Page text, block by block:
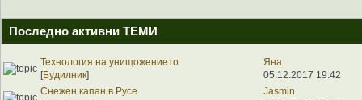
Последно активни ТЕМИ
Технология на унищожението
[Будилник]
Яна
05.12.2017 19:42
Снежен капан в Русе
Jasmin